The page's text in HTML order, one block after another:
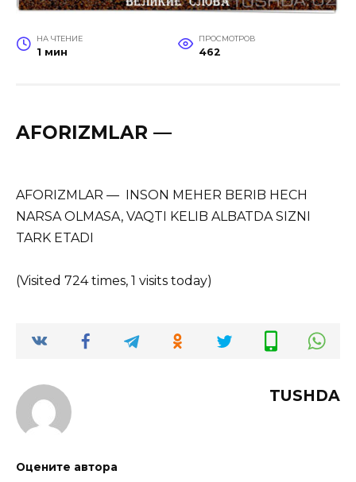
НА ЧТЕНИЕ
1 мин
ПРОСМОТРОВ
462
AFORIZMLAR —
AFORIZMLAR — INSON MEHER BERIB HECH
NARSA OLMASA, VAQTI KELIB ALBATDA SIZNI
TARK ETADI
(Visited 724 times, 1 visits today)
TUSHDA
Оцените автора